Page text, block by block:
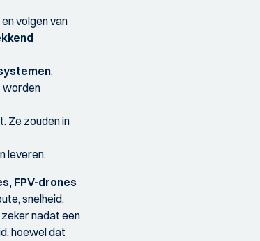
volgen van
.
worden
Ze zouden in
leveren.
FPV-drones
snelheid,
nadat een
hoewel dat